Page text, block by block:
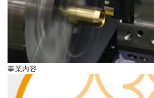
ENGLISH
事業内容